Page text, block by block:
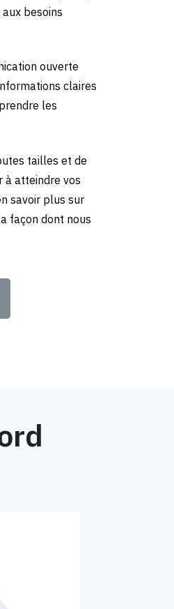
besoins
ouverte
claires
les
tailles et de
à atteindre vos
savoir plus sur
façon dont nous